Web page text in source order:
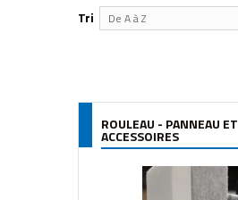
Tri
De A à Z
ROULEAU - PANNEAU ET
ACCESSOIRES